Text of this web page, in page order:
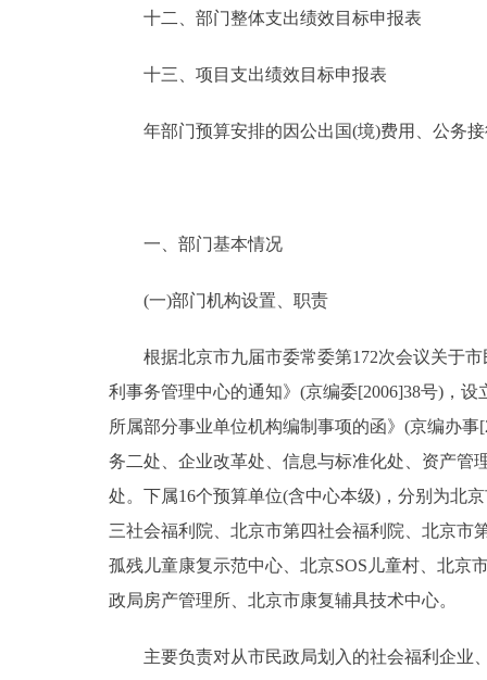
十二、部门整体支出绩效目标申报表
十三、项目支出绩效目标申报表
年部门预算安排的因公出国(境)费用、公务接
一、部门基本情况
(一)部门机构设置、职责
根据北京市九届市委常委第172次会议关于市
利事务管理中心的通知》(京编委[2006]38号)，
所属部分事业单位机构编制事项的函》(京编办
务二处、企业改革处、信息与标准化处、资产管
处。下属16个预算单位(含中心本级)，分别为北
三社会福利院、北京市第四社会福利院、北京市
孤残儿童康复示范中心、北京SOS儿童村、北京
政局房产管理所、北京市康复辅具技术中心。
主要负责对从市民政局划入的社会福利企业、